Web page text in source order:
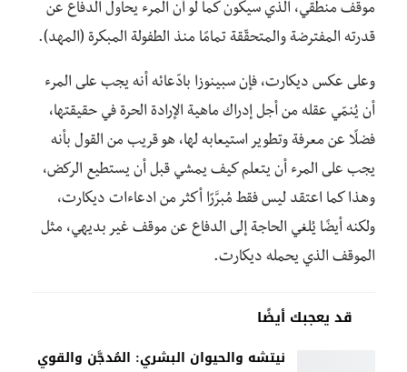
موقف منطقي، الذي سيكون كما لو أن المرء يحاول الدفاع عن
قدرته المفترضة والمتحقّقة تمامًا منذ الطفولة المبكرة (المهد).
وعلى عكس ديكارت، فإن سبينوزا بادّعائه أنه يجب على المرء
أن يُنمّي عقله من أجل إدراك ماهية الإرادة الحرة في حقيقتها،
فضلًا عن معرفة وتطوير استيعابه لها، هو قريب من القول بأنه
يجب على المرء أن يتعلم كيف يمشي قبل أن يستطيع الركض،
وهذا كما اعتقد ليس فقط مُبرَّرًا أكثر من ادعاءات ديكارت،
ولكنه أيضًا يُلغي الحاجة إلى الدفاع عن موقف غير بديهي، مثل
الموقف الذي يحمله ديكارت.
قد يعجبك أيضًا
نيتشه والحيوان البشري: المُدجَّن والقوي